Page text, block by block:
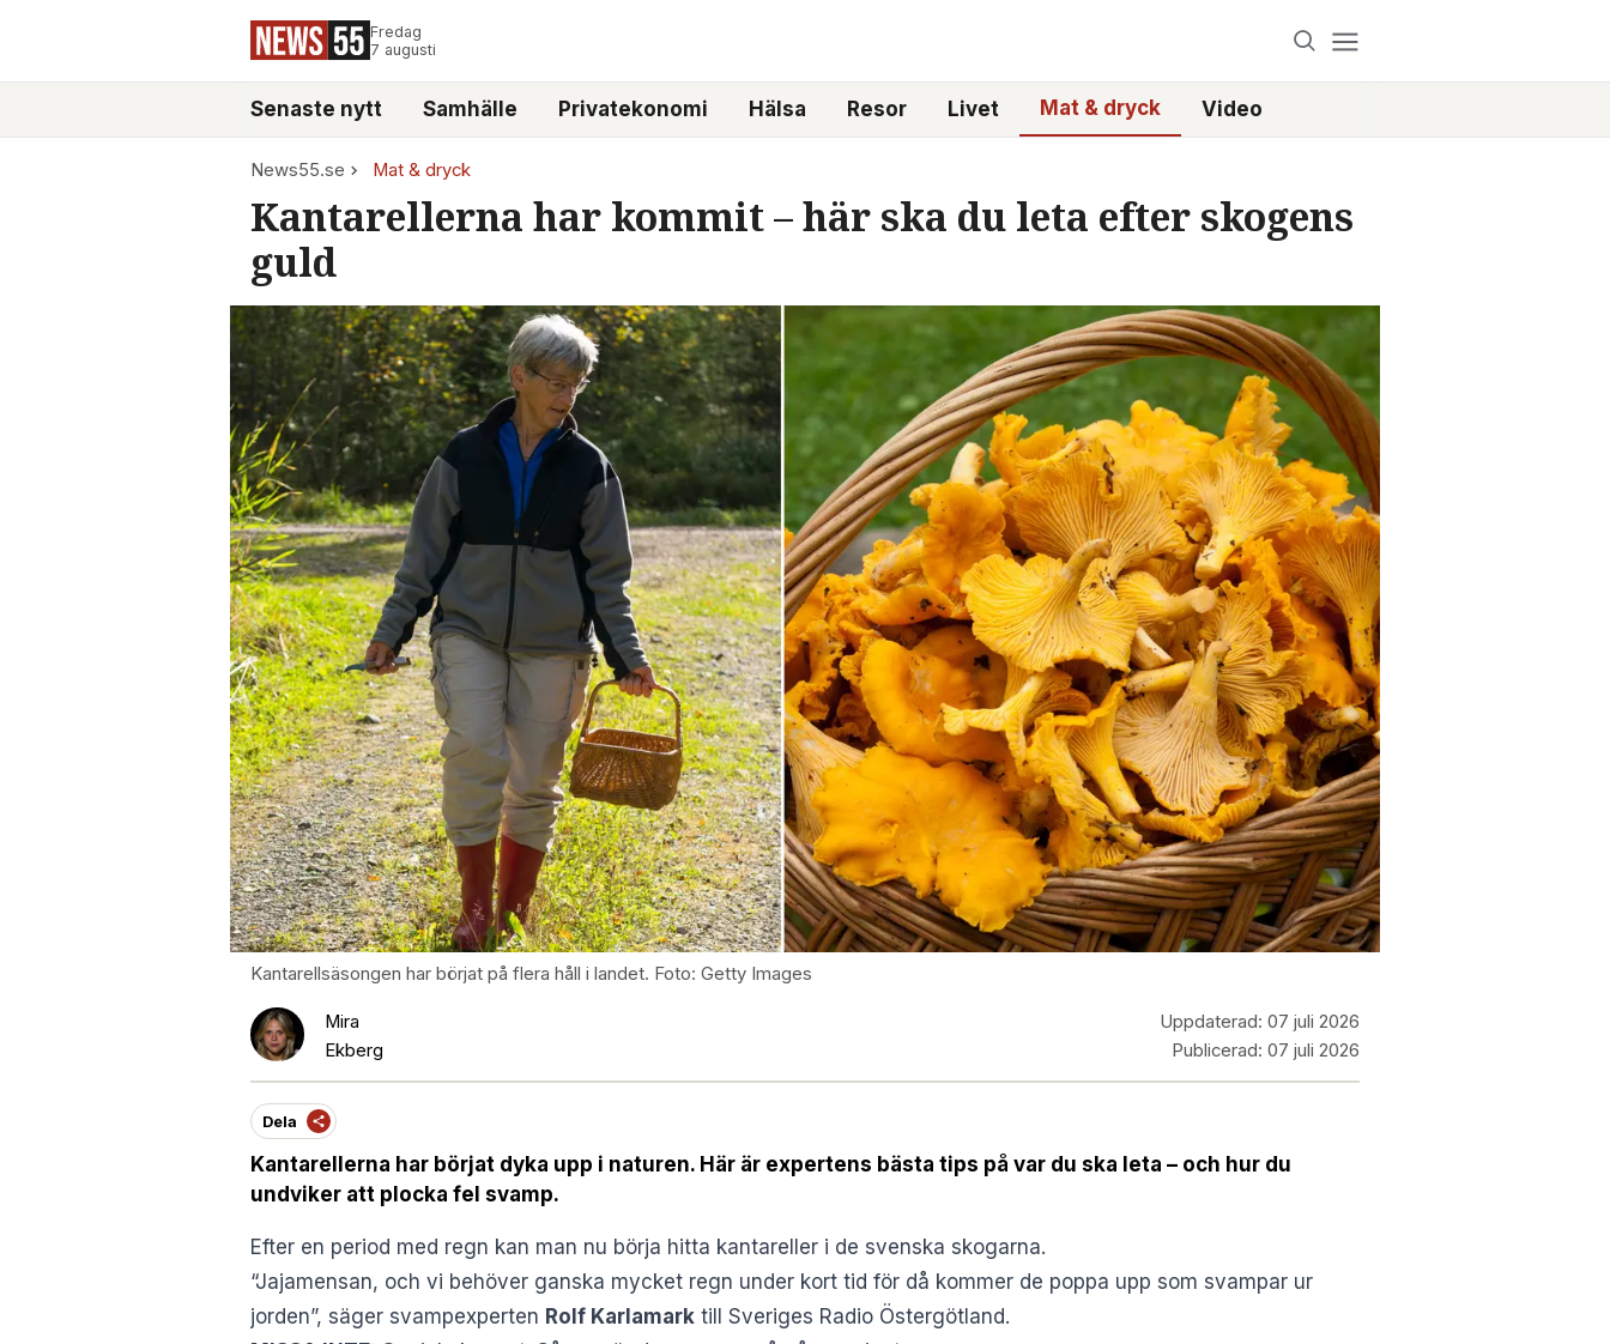
Fredag
7 augusti
Senaste nytt Samhälle Privatekonomi Hälsa Resor Livet Mat & dryck Video
News55.se Mat & dryck
Kantarellerna har kommit – här ska du leta efter skogens
guld
Kantarellsäsongen har börjat på flera håll i landet. Foto: Getty Images
Mira
Ekberg
Uppdaterad: 07 juli 2026
Publicerad: 07 juli 2026
Dela
Kantarellerna har börjat dyka upp i naturen. Här är expertens bästa tips på var du ska leta – och hur du
undviker att plocka fel svamp.
Efter en period med regn kan man nu börja hitta kantareller i de svenska skogarna.
“Jajamensan, och vi behöver ganska mycket regn under kort tid för då kommer de poppa upp som svampar ur
jorden”, säger svampexperten Rolf Karlamark till Sveriges Radio Östergötland.